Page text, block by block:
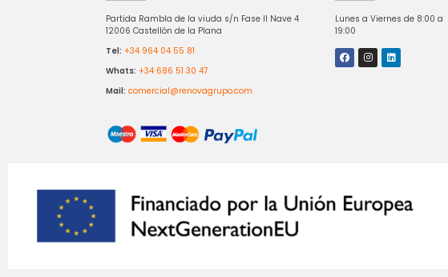
Partida Rambla de la viuda s/n Fase II Nave 4
12006 Castellón de la Plana
Tel: +34 964 04 55 81
Whats: +34 686 51 30 47
Mail: comercial@renovagrupo.com
Lunes a Viernes de 8:00 a
19:00